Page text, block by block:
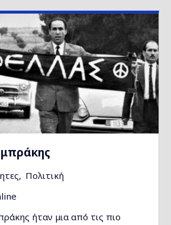
Πολιτική
ήταν μια από τις πιο